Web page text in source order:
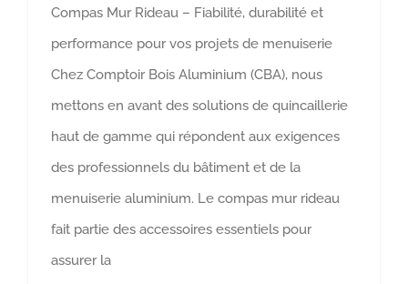
Compas Mur Rideau – Fiabilité, durabilité et
performance pour vos projets de menuiserie
Chez Comptoir Bois Aluminium (CBA), nous
mettons en avant des solutions de quincaillerie
haut de gamme qui répondent aux exigences
des professionnels du bâtiment et de la
menuiserie aluminium. Le compas mur rideau
fait partie des accessoires essentiels pour
assurer la